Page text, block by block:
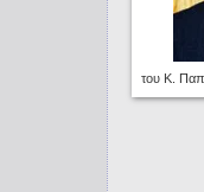
του Κ.